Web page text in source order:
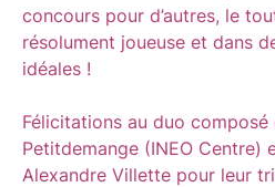
concours pour d’autres, le
résolument joueuse et dans
idéales !
Félicitations au duo composé
Petitdemange (INEO Centre)
Alexandre Villette pour leur